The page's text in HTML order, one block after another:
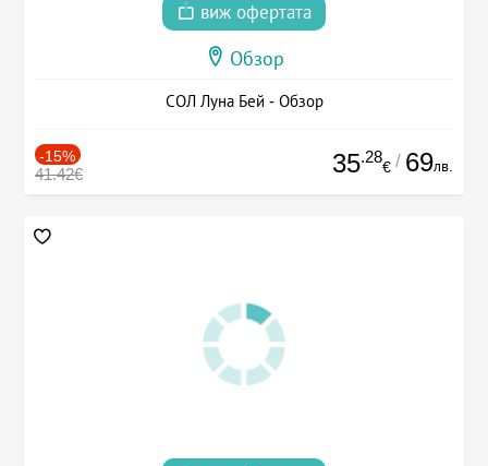
виж офертата
Обзор
СОЛ Луна Бей - Обзор
-15%
41.42€ 35.28
€ / 69лв.